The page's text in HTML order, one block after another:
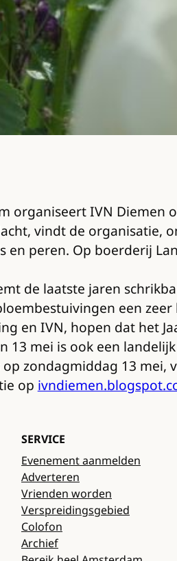
organiseert IVN
vindt de
en peren. Op boerderij
de laatste jaren
een
en IVN, hopen dat het
13 mei is ook een
zondagmiddag 13
op
SERVICE
Evenement aanmelden
Adverteren
Vrienden worden
Verspreidingsgebied
Colofon
Archief